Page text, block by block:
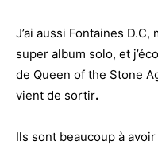
J’ai aussi Fontaines
super album solo, et
de Queen of the Stone
vient de sortir.
Ils sont beaucoup à